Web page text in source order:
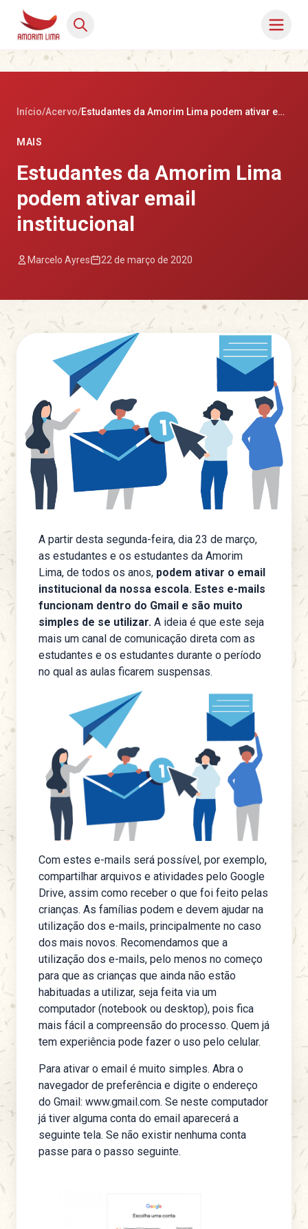
Início/Acervo/ Estudantes da Amorim Lima podem ativar email institucional
MAIS
Estudantes da Amorim Lima
podem ativar email
institucional
Marcelo Ayres 22 de março de 2020
A partir desta segunda-feira, dia 23 de março,
as estudantes e os estudantes da Amorim
Lima, de todos os anos, podem ativar o email
institucional da nossa escola. Estes e-mails
funcionam dentro do Gmail e são muito
simples de se utilizar. A ideia é que este seja
mais um canal de comunicação direta com as
estudantes e os estudantes durante o período
no qual as aulas ficarem suspensas.
Com estes e-mails será possível, por exemplo,
compartilhar arquivos e atividades pelo Google
Drive, assim como receber o que foi feito pelas
crianças. As famílias podem e devem ajudar na
utilização dos e-mails, principalmente no caso
dos mais novos. Recomendamos que a
utilização dos e-mails, pelo menos no começo
para que as crianças que ainda não estão
habituadas a utilizar, seja feita via um
computador (notebook ou desktop), pois fica
mais fácil a compreensão do processo. Quem já
tem experiência pode fazer o uso pelo celular.
Para ativar o email é muito simples. Abra o
navegador de preferência e digite o endereço
do Gmail: www.gmail.com. Se neste computador
já tiver alguma conta do email aparecerá a
seguinte tela. Se não existir nenhuma conta
passe para o passo seguinte.